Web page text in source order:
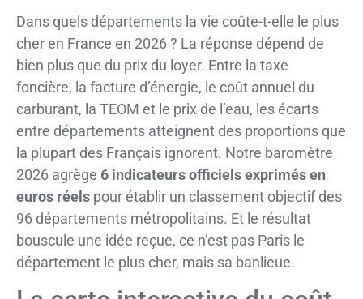
Dans quels départements la vie coûte-t-elle le plus
cher en France en 2026 ? La réponse dépend de
bien plus que du prix du loyer. Entre la taxe
foncière, la facture d’énergie, le coût annuel du
carburant, la TEOM et le prix de l’eau, les écarts
entre départements atteignent des proportions que
la plupart des Français ignorent. Notre baromètre
2026 agrège 6 indicateurs officiels exprimés en
euros réels pour établir un classement objectif des
96 départements métropolitains. Et le résultat
bouscule une idée reçue, ce n’est pas Paris le
département le plus cher, mais sa banlieue.